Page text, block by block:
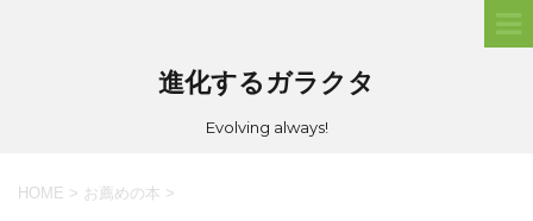
進化するガラクタ
Evolving always!
HOME > お薦めの本 >